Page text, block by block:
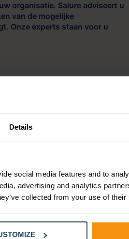
Details
social media features and to
advertising and analytics
collected from your use of
organisatie. Salure adviseert u
van de mogelijke
Onze experts staan voor u
AFAS-tips en onze